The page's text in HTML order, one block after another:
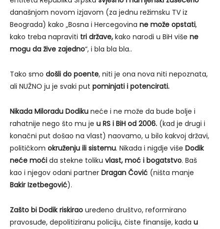
današnjom novom izjavom (za jednu režimsku TV iz
Beograda) kako „Bosna i Hercegovina ne može opstati,
kako treba napraviti tri države, kako narodi u BiH više ne
mogu da žive zajedno“, i bla bla bla..
Tako smo došli do poente, niti je ona nova niti nepoznata,
ali NUŽNO ju je svaki put pominjati i potencirati.
Nikada Miloradu Dodiku neće i ne može da bude bolje i
rahatnije nego što mu je u RS i BiH od 2006. (kad je drugi i
konačni put došao na vlast) naovamo, u bilo kakvoj državi,
političkom okruženju ili sistemu. Nikada i nigdje više Dodik
neće moći da stekne toliku vlast, moć i bogatstvo. Baš
kao i njegov odani partner Dragan Čović (ništa manje
Bakir Izetbegović).
Zašto bi Dodik riskirao uređeno društvo, reformirano
pravosuđe, depolitiziranu policiju, čiste finansije, kada u